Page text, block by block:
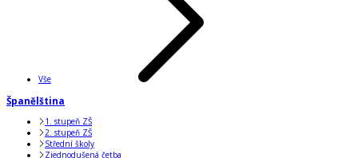
Vše
Španělština
1. stupeň ZŠ
2. stupeň ZŠ
Střední školy
Zjednodušená četba